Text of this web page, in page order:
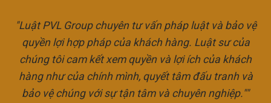
"Luật PVL Group chuyên tư vấn pháp luật và bảo vệ
quyền lợi hợp pháp của khách hàng. Luật sư của
chúng tôi cam kết xem quyền và lợi ích của khách
hàng như của chính mình, quyết tâm đấu tranh và
bảo vệ chúng với sự tận tâm và chuyên nghiệp.""